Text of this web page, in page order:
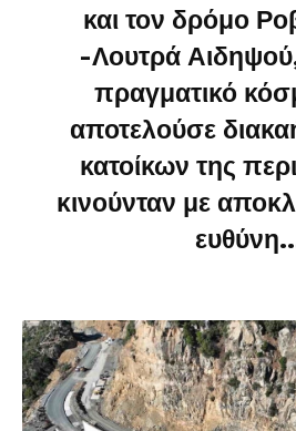
και τον δρόμο
-Λουτρά
πραγματικό
αποτελούσε
κατοίκων της
κινούνταν με